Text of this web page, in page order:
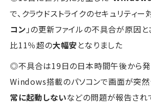
で、クラウドストライクのセキュリティー
コン 」の更新ファイルの不具合が原因
比11％超の大幅安となりました
◎不具合は19日の日本時間午後から発
Windows搭載のパソコンで画面が突然
常に起動しないなどの問題が報告され